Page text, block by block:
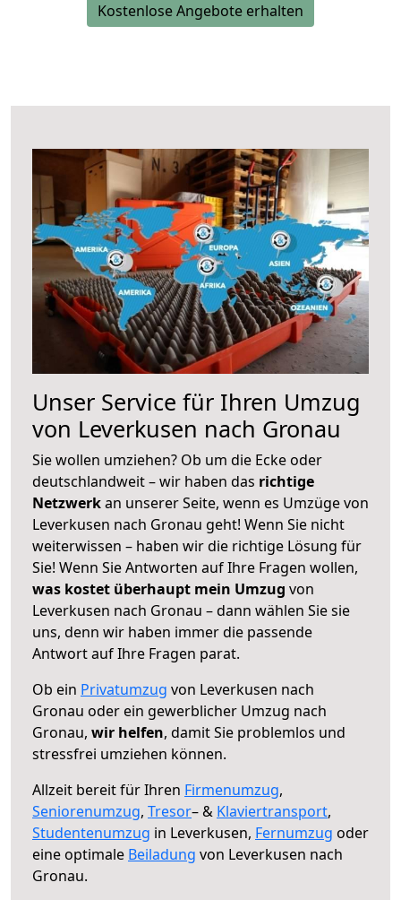
Kostenlose Angebote erhalten
Unser Service für Ihren Umzug
von Leverkusen nach Gronau
Sie wollen umziehen? Ob um die Ecke oder
deutschlandweit – wir haben das richtige
Netzwerkan unserer Seite, wenn es Umzüge von
Leverkusen nach Gronau geht! Wenn Sie nicht
weiterwissen – haben wir die richtige Lösung für
Sie! Wenn Sie Antworten auf Ihre Fragen wollen,
was kostet überhaupt mein Umzug von
Leverkusen nach Gronau – dann wählen Sie sie
uns, denn wir haben immer die passende
Antwort auf Ihre Fragen parat.
Ob ein Privatumzug von Leverkusen nach
Gronau oder ein gewerblicher Umzug nach
Gronau, wir helfen, damit Sie problemlos und
stressfrei umziehen können.
Allzeit bereit für Ihren Firmenumzug,
Seniorenumzug, Tresor– & Klaviertransport,
Studentenumzug in Leverkusen, Fernumzug oder
eine optimale Beiladung von Leverkusen nach
Gronau.